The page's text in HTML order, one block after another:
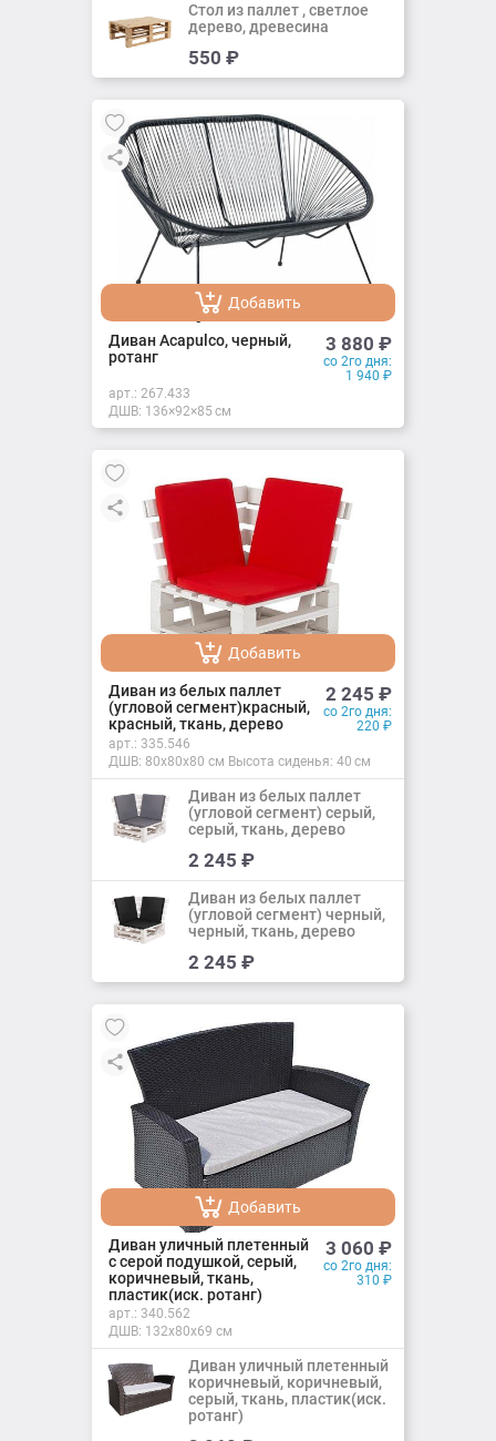
Добавить
Добавлено
Стол из паллет , светлое
дерево, древесина
550 ₽
Добавить
Добавлено
Диван Acapulco, черный,
ротанг
3 880 ₽
со 2го дня:
1 940 ₽
арт.: 267.433
ДШВ: 136×92×85 см
Добавить
Добавлено
Диван из белых паллет
(угловой сегмент)красный,
красный, ткань, дерево
2 245 ₽
со 2го дня:
220 ₽
арт.: 335.546
ДШВ: 80х80х80 см Высота сиденья: 40 см
Добавить
Добавлено
Диван из белых паллет
(угловой сегмент) серый,
серый, ткань, дерево
2 245 ₽
Добавить
Добавлено
Диван из белых паллет
(угловой сегмент) черный,
черный, ткань, дерево
2 245 ₽
Добавить
Добавлено
Диван уличный плетенный
с серой подушкой, серый,
коричневый, ткань,
пластик(иск. ротанг)
3 060 ₽
со 2го дня:
310 ₽
арт.: 340.562
ДШВ: 132х80х69 см
Диван уличный плетенный
коричневый, коричневый,
серый, ткань, пластик(иск.
ротанг)